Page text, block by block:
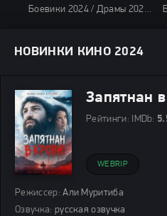
Боевики 2024 / Драмы 2024 / Фантастические 2024 / Зарубежные фильмы 2024 / Новинки кино 2024 / Последние фильмы 2024 / Фильмы лета 2024 / Фильмы 4K / Фильмы 2024 / Популярные фильмы / Смотреть фильмы онлайн
НОВИНКИ КИНО 2024
Запятнан
Рейтинги: IMDb:
WEBRIP
Режиссер: Али Муритиба
Озвучка: русская озвучка